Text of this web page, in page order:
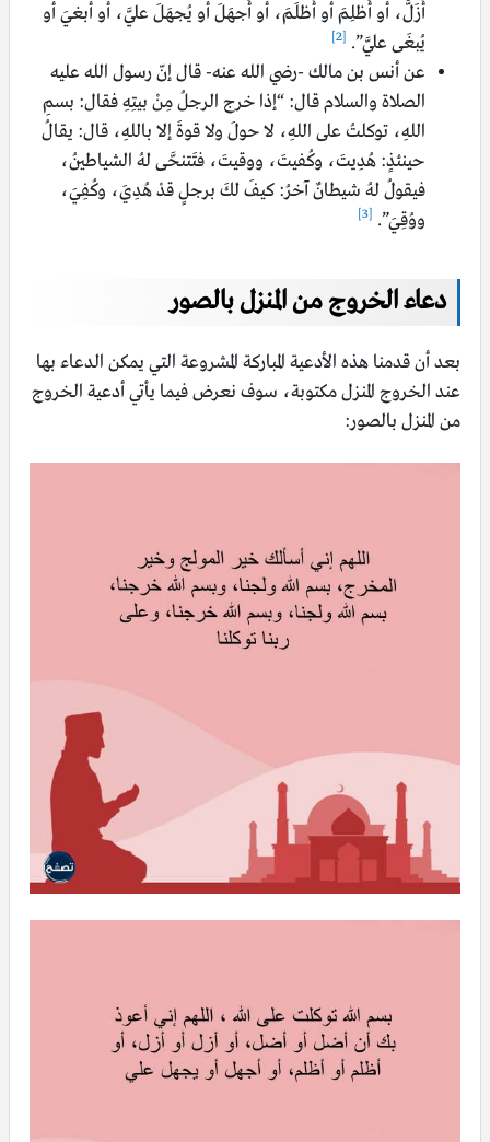
أُزَلَّ، أو أَظلِمَأو أُظلَمَ، أو أَجهَلَأو يُجهَلَ عليَّ، أو أبغيَأو
يُبغَى عليَّ”. [2]
عن أنس بن مالك -رضي الله عنه- قال إنّ رسول الله عليه
الصلاة والسلام قال: “إذا خرج الرجلُ مِنْ بيتِهِ فقال: بسمِ
اللهِ، توكلتُ على اللهِ، لا حولَ ولا قوةَ إلا باللهِ، قال: يقالُ
حينئذٍ: هُدِيتَ، وكُفيتَ، ووقيتَ، فتَتنحَّى لهُ الشياطينُ،
فيقولُ لهُ شيطانٌ آخرُ: كيفَ لكَ برجلٍ قدْ هُدِيَ، وكُفِيَ،
ووُقِيَ”. [3]
دعاء الخروج من المنزل بالصور
بعد أن قدمنا هذه الأدعية المباركة المشروعة التي يمكن الدعاء بها
عند الخروج المنزل مكتوبة، سوف نعرض فيما يأتي أدعية الخروج
من المنزل بالصور: